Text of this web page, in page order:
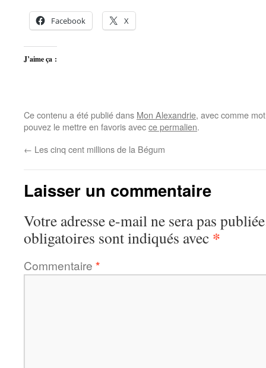
Facebook X
J’aime ça :
Ce contenu a été publié dans Mon Alexandrie, avec comme
pouvez le mettre en favoris avecce permalien.
← Les cinq cent millions de la Bégum
Laisser un commentaire
Votre adresse e-mail ne sera pas
obligatoires sont indiqués avec *
Commentaire *